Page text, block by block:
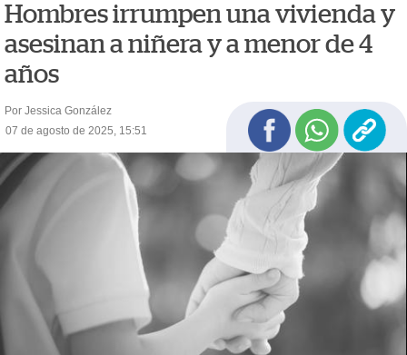
Hombres irrumpen una vivienda y
asesinan a niñera y a menor de 4
años
Por Jessica González
07 de agosto de 2025, 15:51